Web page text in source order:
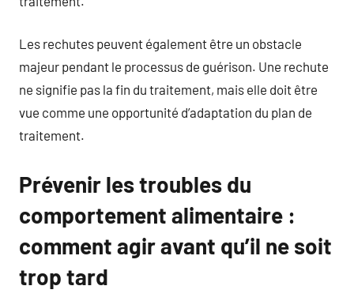
Les rechutes peuvent également être un obstacle
majeur pendant le processus de guérison. Une rechute
ne signifie pas la fin du traitement, mais elle doit être
vue comme une opportunité d’adaptation du plan de
traitement.
Prévenir les troubles du
comportement alimentaire :
comment agir avant qu’il ne soit
trop tard